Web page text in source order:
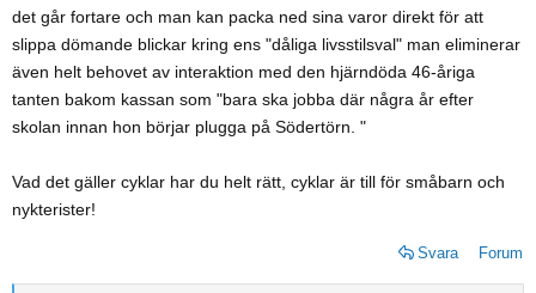
det går fortare och man kan packa ned sina varor direkt för att
slippa dömande blickar kring ens "dåliga livsstilsval" man eliminerar
även helt behovet av interaktion med den hjärndöda 46-åriga
tanten bakom kassan som "bara ska jobba där några år efter
skolan innan hon börjar plugga på Södertörn. "
Vad det gäller cyklar har du helt rätt, cyklar är till för småbarn och
nykterister!
Svara Forum